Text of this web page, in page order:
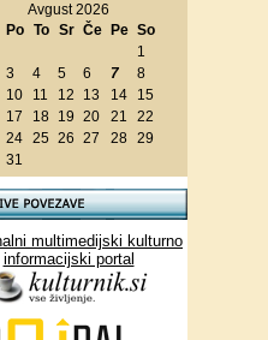
Avgust 2026
Po To Sr Če Pe So
1
3 4 5 6 7
8
10 11 12 13 14
15
17 18 19 20 21
22
24 25 26 27 28 29
31
multimedijski kulturno
informacijski portal